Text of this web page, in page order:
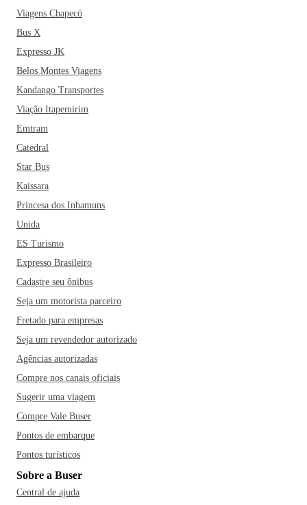
Viagens Chapecó
Bus X
Expresso JK
Belos Montes Viagens
Kandango Transportes
Viação Itapemirim
Emtram
Catedral
Star Bus
Kaissara
Princesa dos Inhamuns
Unida
ES Turismo
Expresso Brasileiro
Cadastre seu ônibus
Seja um motorista parceiro
Fretado para empresas
Seja um revendedor autorizado
Agências autorizadas
Compre nos canais oficiais
Sugerir uma viagem
Compre Vale Buser
Pontos de embarque
Pontos turísticos
Sobre a Buser
Central de ajuda